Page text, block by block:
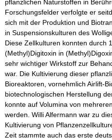
pflanzlichen Naturstoffen in
Forschungsfelder verfolgte er
sich mit der Produktion und
in Suspensionskulturen des
Diese Zellkulturen konnten durch
(Methyl)Digitoxin in
sehr wichtiger Wirkstoff zur
war. Die Kultivierung dieser
Bioreaktoren, vornehmlich Airlift-
biotechnologischen Herstellung
konnte auf Volumina von
werden. Willi Alfermann war zu
Kultivierung von
Zeit stammte auch das erste